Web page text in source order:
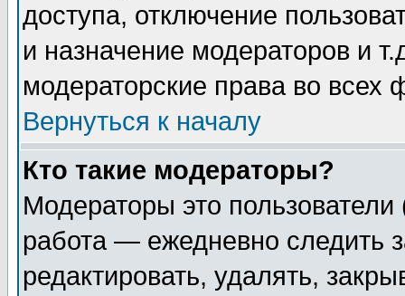
доступа, отключение
и назначение модераторов и
модераторские права во всех
Вернуться к началу
Кто такие модераторы?
Модераторы это
работа — ежедневно следить
редактировать, удалять,